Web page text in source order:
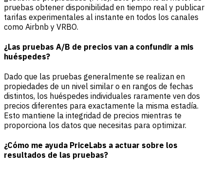
pruebas obtener disponibilidad en tiempo real y publicar
tarifas experimentales al instante en todos los canales
como Airbnb y VRBO.
¿Las pruebas A/B de precios van a confundir a mis
huéspedes?
Dado que las pruebas generalmente se realizan en
propiedades de un nivel similar o en rangos de fechas
distintos, los huéspedes individuales raramente ven dos
precios diferentes para exactamente la misma estadía.
Esto mantiene la integridad de precios mientras te
proporciona los datos que necesitas para optimizar.
¿Cómo me ayuda PriceLabs a actuar sobre los
resultados de las pruebas?